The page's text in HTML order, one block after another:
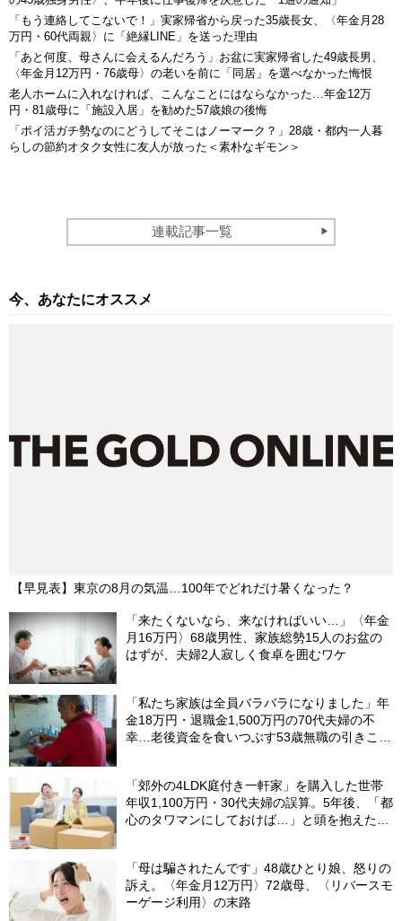
「もう連絡してこないで！」実家帰省から戻った35歳長女、〈年金月28
万円・60代両親〉に「絶縁LINE」を送った理由
「あと何度、母さんに会えるんだろう」お盆に実家帰省した49歳長男、
〈年金月12万円・76歳母〉の老いを前に「同居」を選べなかった悔恨
老人ホームに入れなければ、こんなことにはならなかった…年金12万
円・81歳母に「施設入居」を勧めた57歳娘の後悔
「ポイ活ガチ勢なのにどうしてそこはノーマーク？」28歳・都内一人暮
らしの節約オタク女性に友人が放った＜素朴なギモン＞
連載記事一覧
今、あなたにオススメ
【早見表】東京の8月の気温…100年でどれだけ暑くなった？
「来たくないなら、来なければいい…」〈年金
月16万円〉68歳男性、家族総勢15人のお盆の
はずが、夫婦2人寂しく食卓を囲むワケ
「私たち家族は全員バラバラになりました」年
金18万円・退職金1,500万円の70代夫婦の不
幸…老後資金を食いつぶす53歳無職の引きこも
「郊外の4LDK庭付き一軒家」を購入した世帯
年収1,100万円・30代夫婦の誤算。5年後、「都
心のタワマンにしておけば…」と頭を抱えたワ
「母は騙されたんです」48歳ひとり娘、怒りの
訴え。〈年金月12万円〉72歳母、〈リバースモ
ーゲージ利用〉の末路